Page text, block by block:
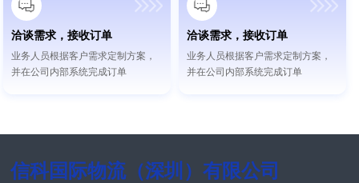
洽谈需求，接收订单
业务人员根据客户需求定制方案，
并在公司内部系统完成订单
洽谈需求，接收订单
业务人员根据客户需求定制方案，
并在公司内部系统完成订单
信科国际物流（深圳）有限公司